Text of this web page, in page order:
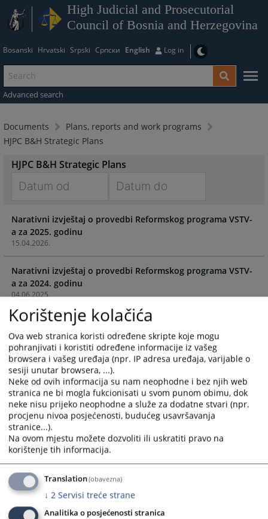
High Judicial and Prosecutorial
Council of Bosnia and Herzegovina
Bosanski Hrvatski Srpski Српски English Log in
Advanced search
Documents
Plans, reports and work programs
HJPC B&H Strategic Plans
HJPC B&H Strategic Plans
forward
to
interact
with
the
calendar
and
select
a
date.
Press
the
question
mark
key
to
get
the
keyboard
shortcuts
for
changing
dates.
forward
with
the
and
select
a
date.
Press
the
question
mark
key
to
the
keyboard
for
changing
dates.
15.04.2026.
Narativni izvještaj o provedbi Reformskog programa VSTV-
a za 2025. godinu
04.06.2025.
Narativni izvještaj o provedbi Reformskog programa VSTV-
a za 2024. godinu
30.01.2025.
Plan provedbe Reformskog programa VSTV-a BiH za
razdoblje 2024. – 2026. godine
Reformski program VSTV-a BiH za period 2024.- 2026.
godine
Reformski program VSTV-a BiH za period 2021.- 2023.
godine
25.09.2014.
HJPC BiH - Strategic Plan for the period 2014 - 2018
Korištenje kolačića
Ova web stranica koristi određene skripte koje mogu
pohranjivati i koristiti određene informacije iz vašeg
browsera i vašeg uređaja (npr. IP adresa uređaja, varijable o
sesiji unutar browsera, ...).
Neke od ovih informacija su nam neophodne i bez njih web
stranica ne bi mogla fukcionisati u svom punom obimu, dok
neke nisu prijeko neophodne a služe za dodatne stvari (npr.
procjenu nivoa posjećenosti, budućeg usavršavanja
stranice...).
Na ovom mjestu možete dozvoliti ili uskratiti pravo na
korištenje tih informacija.
Translation(obavezna)
↓ 2 Servisi treće strane
Analitika o posjećenosti stranica